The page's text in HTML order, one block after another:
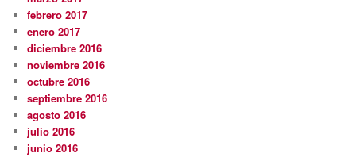
febrero 2017
enero 2017
diciembre 2016
noviembre 2016
octubre 2016
septiembre 2016
agosto 2016
julio 2016
junio 2016